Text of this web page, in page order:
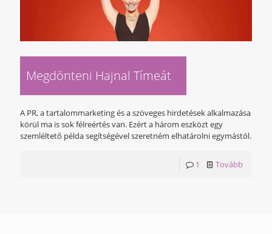
Megdönteni Hajnal Tímeát
A PR, a tartalommarketing és a szöveges hirdetések alkalmazása
körül ma is sok félreértés van. Ezért a három eszközt egy
szemléltető példa segítségével szeretném elhatárolni egymástól.
1 Tovább